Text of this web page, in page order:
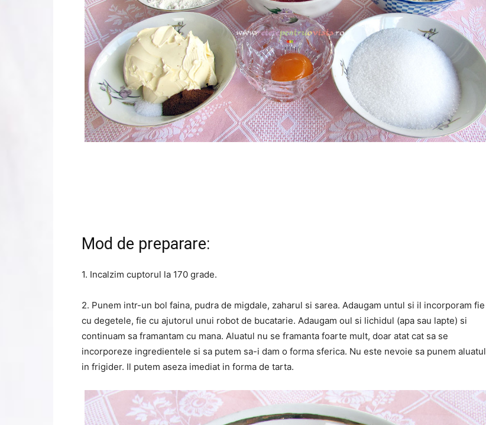
Mod de preparare:
1. Incalzim cuptorul la 170 grade.
2. Punem intr-un bol faina, pudra de migdale, zaharul si sarea. Adaugam untul si il incorporam fie
cu degetele, fie cu ajutorul unui robot de bucatarie. Adaugam oul si lichidul (apa sau lapte) si
continuam sa framantam cu mana. Aluatul nu se framanta foarte mult, doar atat cat sa se
incorporeze ingredientele si sa putem sa-i dam o forma sferica. Nu este nevoie sa punem aluatul
in frigider. Il putem aseza imediat in forma de tarta.